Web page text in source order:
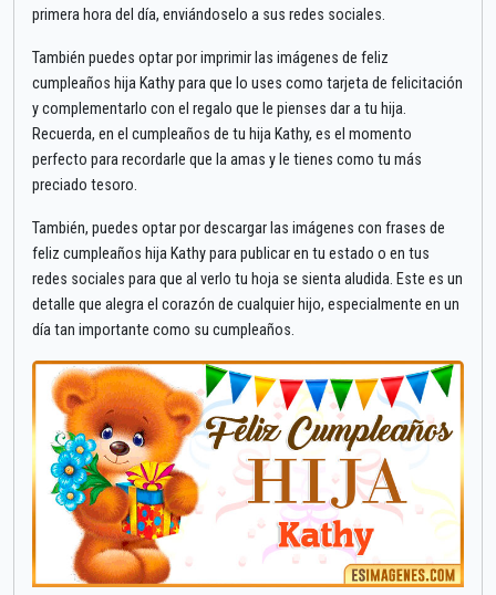
primera hora del día, enviándoselo a sus redes sociales.
También puedes optar por imprimir las imágenes de feliz
cumpleaños hija Kathy para que lo uses como tarjeta de felicitación
y complementarlo con el regalo que le pienses dar a tu hija.
Recuerda, en el cumpleaños de tu hija Kathy, es el momento
perfecto para recordarle que la amas y le tienes como tu más
preciado tesoro.
También, puedes optar por descargar las imágenes con frases de
feliz cumpleaños hija Kathy para publicar en tu estado o en tus
redes sociales para que al verlo tu hoja se sienta aludida. Este es un
detalle que alegra el corazón de cualquier hijo, especialmente en un
día tan importante como su cumpleaños.